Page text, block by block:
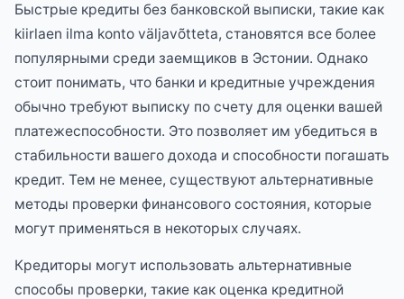
Быстрые кредиты без банковской выписки, такие как
kiirlaen ilma konto väljavõtteta, становятся все более
популярными среди заемщиков в Эстонии. Однако
стоит понимать, что банки и кредитные учреждения
обычно требуют выписку по счету для оценки вашей
платежеспособности. Это позволяет им убедиться в
стабильности вашего дохода и способности погашать
кредит. Тем не менее, существуют альтернативные
методы проверки финансового состояния, которые
могут применяться в некоторых случаях.
Кредиторы могут использовать альтернативные
способы проверки, такие как оценка кредитной